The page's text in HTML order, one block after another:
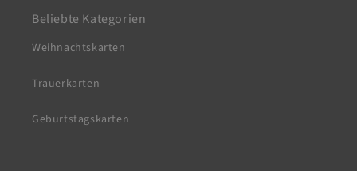
Beliebte Kategorien
Weihnachtskarten
Trauerkarten
Geburtstagskarten